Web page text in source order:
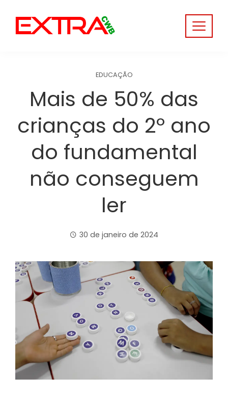
content
EDUCAÇÃO
Mais de 50% das
crianças do 2º ano
do fundamental
não conseguem
ler
30 de janeiro de 2024